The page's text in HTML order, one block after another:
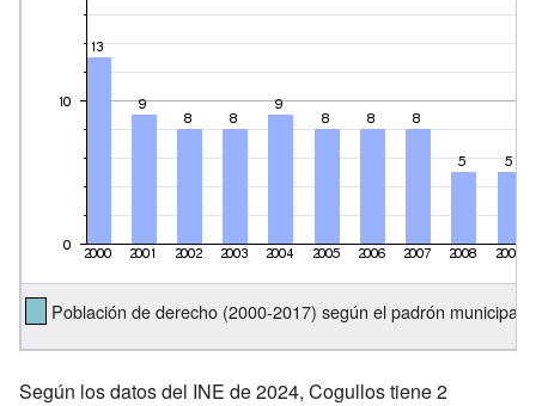
Población de derecho (2000-2017) según el padrón municipal
Según los datos del INE de 2024, Cogullos tiene 2